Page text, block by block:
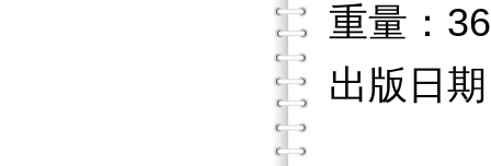
重量：
出版日